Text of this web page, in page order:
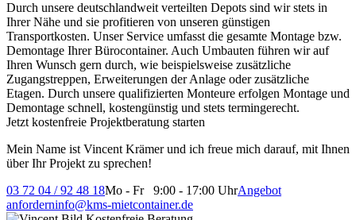
Durch unsere deutschlandweit verteilten Depots sind wir stets in
Ihrer Nähe und sie profitieren von unseren günstigen
Transportkosten. Unser Service umfasst die gesamte Montage bzw.
Demontage Ihrer Bürocontainer. Auch Umbauten führen wir auf
Ihren Wunsch gern durch, wie beispielsweise zusätzliche
Zugangstreppen, Erweiterungen der Anlage oder zusätzliche
Etagen. Durch unsere qualifizierten Monteure erfolgen Montage und
Demontage schnell, kostengünstig und stets termingerecht.
Jetzt kostenfreie Projektberatung starten
Mein Name ist Vincent Krämer und ich freue mich darauf, mit Ihnen
über Ihr Projekt zu sprechen!
03 72 04 / 92 48 18Mo - Fr 9:00 - 17:00 UhrAngebot
anforderninfo@kms-mietcontainer.de